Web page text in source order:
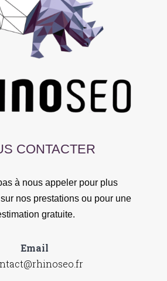
CONTACTER
à nous appeler pour plus
nos prestations ou pour une
gratuite.
Email